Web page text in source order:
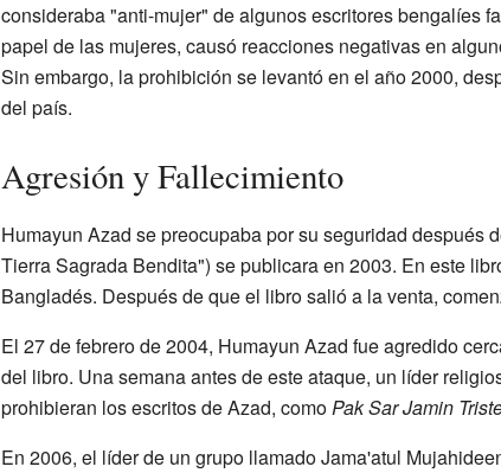
consideraba "anti-mujer" de algunos escritores bengalíes
papel de las mujeres, causó reacciones negativas en
Sin embargo, la prohibición se levantó en el año 2000,
del país.
Agresión y Fallecimiento
Humayun Azad se preocupaba por su seguridad después
Tierra Sagrada Bendita") se publicara en 2003. En este
Bangladés. Después de que el libro salió a la venta,
El 27 de febrero de 2004, Humayun Azad fue agredido
del libro. Una semana antes de este ataque, un líder
prohibieran los escritos de Azad, comoPak Sar Jamin
En 2006, el líder de un grupo llamado Jama'atul